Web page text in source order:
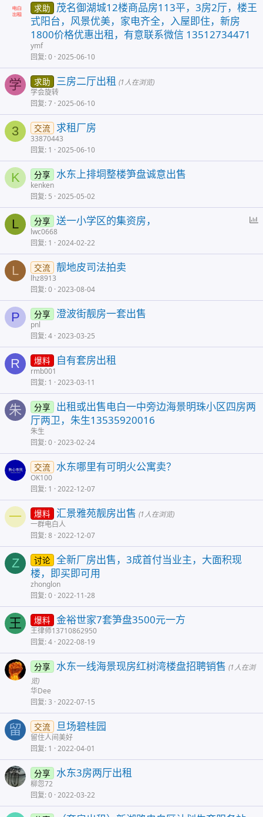
求助
茂名御湖城12楼商品房113平，3房2厅，楼王
式阳台，风景优美，家电齐全，入屋即住，新房
1800价格优惠出租，有意联系微信 13512734471
ymf
回复 0 2025-06-10
学 求助 三房二厅出租 (1人在浏览)
学会旋转
回复 7 2025-06-10
3 交流 求租厂房
33870443
回复 1 2025-06-10
K 分享 水东上排垌整楼笋盘诚意出售
kenken
回复 5 2025-05-02
L 分享 送一小学区的集资房，
lwc0668
回复 1 2024-02-22
L 交流 靓地皮司法拍卖
lhz8913
回复 0 2023-08-04
P 分享 澄波街靓房一套出售
pnl
回复 4 2023-03-25
R 爆料 自有套房出租
rmb001
回复 1 2023-03-11
朱 分享
出租或出售电白一中旁边海景明珠小区四房两
厅两卫，朱生13535920016
朱生
回复 0 2023-02-24
交流 水东哪里有可明火公寓卖？
OK100
回复 1 2022-12-07
一 爆料 汇景雅苑靓房出售 (1人在浏览)
一群电白人
回复 8 2022-12-07
Z 讨论 全新厂房出售，3成首付当业主，大面积现
楼，即买即可用
zhonglon
回复 0 2022-11-28
王 爆料 金裕世家7套笋盘3500元一方
王律师13710862950
回复 4 2022-08-19
分享 水东一线海景现房红树湾楼盘招聘销售 (1人在浏
览)
华Dee
回复 3 2022-07-15
留 交流 旦场碧桂园
留住人间美好
回复 1 2022-04-01
分享 水东3房两厅出租
柳忽72
回复 0 2022-03-22